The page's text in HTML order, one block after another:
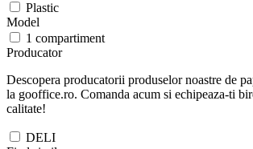
Plastic
Model
1 compartiment
Producator
Descopera producatorii produselor noastre de
la gooffice.ro. Comanda acum si echipeaza-ti
calitate!
DELI